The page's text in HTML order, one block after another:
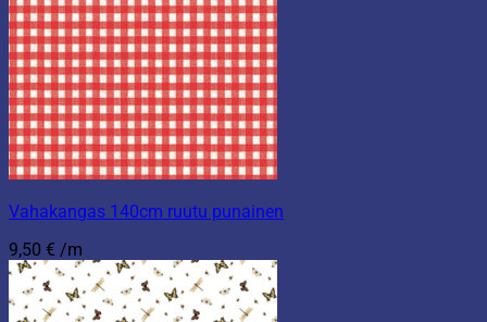
Vahakangas 140cm ruutu punainen
9,50 € /m